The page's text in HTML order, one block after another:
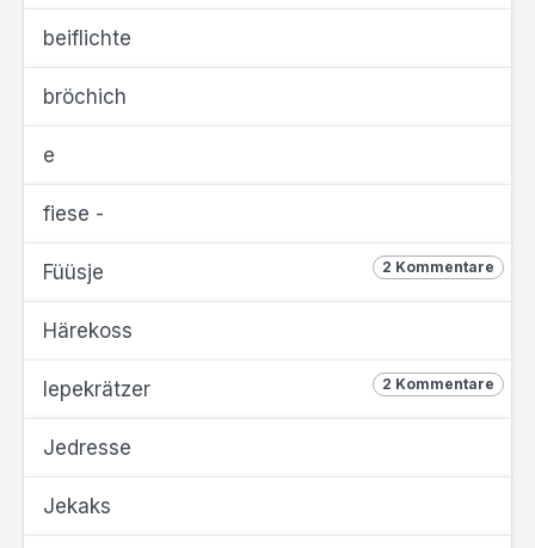
beiflichte
bröchich
e
fiese -
2 Kommentare
Füüsje
Härekoss
2 Kommentare
Iepekrätzer
Jedresse
Jekaks